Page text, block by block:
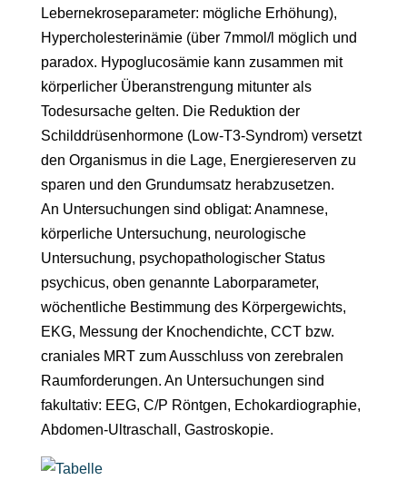
Lebernekroseparameter: mögliche Erhöhung),
Hypercholesterinämie (über 7mmol/l möglich und
paradox. Hypoglucosämie kann zusammen mit
körperlicher Überanstrengung mitunter als
Todesursache gelten. Die Reduktion der
Schilddrüsenhormone (Low-T3-Syndrom) versetzt
den Organismus in die Lage, Energiereserven zu
sparen und den Grundumsatz herabzusetzen.
An Untersuchungen sind obligat: Anamnese,
körperliche Untersuchung, neurologische
Untersuchung, psychopathologischer Status
psychicus, oben genannte Laborparameter,
wöchentliche Bestimmung des Körpergewichts,
EKG, Messung der Knochendichte, CCT bzw.
craniales MRT zum Ausschluss von zerebralen
Raumforderungen. An Untersuchungen sind
fakultativ: EEG, C/P Röntgen, Echokardiographie,
Abdomen-Ultraschall, Gastroskopie.